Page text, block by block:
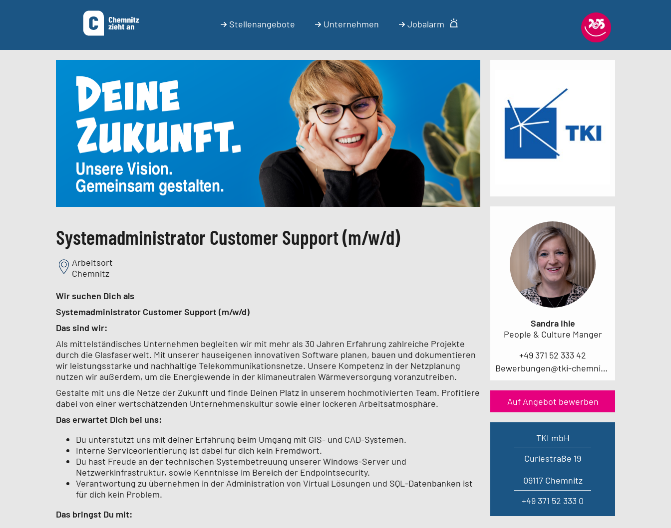
Stellenangebote Unternehmen Jobalarm
Systemadministrator Customer Support (m/w/d)
Arbeitsort
Chemnitz
Wir suchen Dich als
Systemadministrator Customer Support (m/w/d)
Das sind wir:
Als mittelständisches Unternehmen begleiten wir mit mehr als 30 Jahren Erfahrung zahlreiche Projekte
durch die Glasfaserwelt. Mit unserer hauseigenen innovativen Software planen, bauen und dokumentieren
wir leistungsstarke und nachhaltige Telekommunikationsnetze. Unsere Kompetenz in der Netzplanung
nutzen wir außerdem, um die Energiewende in der klimaneutralen Wärmeversorgung voranzutreiben.
Gestalte mit uns die Netze der Zukunft und finde Deinen Platz in unserem hochmotivierten Team. Profitiere
dabei von einer wertschätzenden Unternehmenskultur sowie einer lockeren Arbeitsatmosphäre.
Das erwartet Dich bei uns:
Du unterstützt uns mit deiner Erfahrung beim Umgang mit GIS- und CAD-Systemen.
Interne Serviceorientierung ist dabei für dich kein Fremdwort.
Du hast Freude an der technischen Systembetreuung unserer Windows-Server und
Netzwerkinfrastruktur, sowie Kenntnisse im Bereich der Endpointsecurity.
Verantwortung zu übernehmen in der Administration von Virtual Lösungen und SQL-Datenbanken ist
für dich kein Problem.
Das bringst Du mit:
Sandra Ihle
People & Culture Manger
+49 371 52 333 42
Bewerbungen@tki-chemnitz.de
Auf Angebot bewerben
TKI mbH
Curiestraße 19
09117 Chemnitz
+49 371 52 333 0